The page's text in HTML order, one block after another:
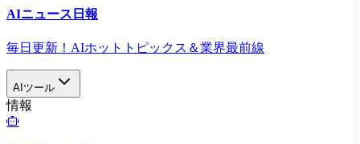
AIニュース日報
毎日更新！AIホットトピックス＆業界最前線
AIツール
情報